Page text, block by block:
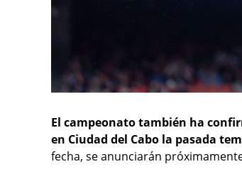
El campeonato también ha
en Ciudad del Cabo la pasada
fecha, se anunciarán